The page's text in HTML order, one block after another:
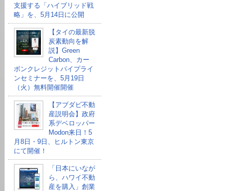
支援する「ハイブリッド戦
略」を、5月14日に公開
【タイの最新脱
炭素動向を解
説】Green
Carbon、カー
ボンクレジットパイプライ
ンセミナーを、5月19日
（火）無料開催開催
【アブダビ不動
産説明会】政府
系デベロッパー
Modon来日！5
月8日・9日、ヒルトン東京
にて開催！
「日本にいなが
ら、ハワイ不動
産を購入」創業